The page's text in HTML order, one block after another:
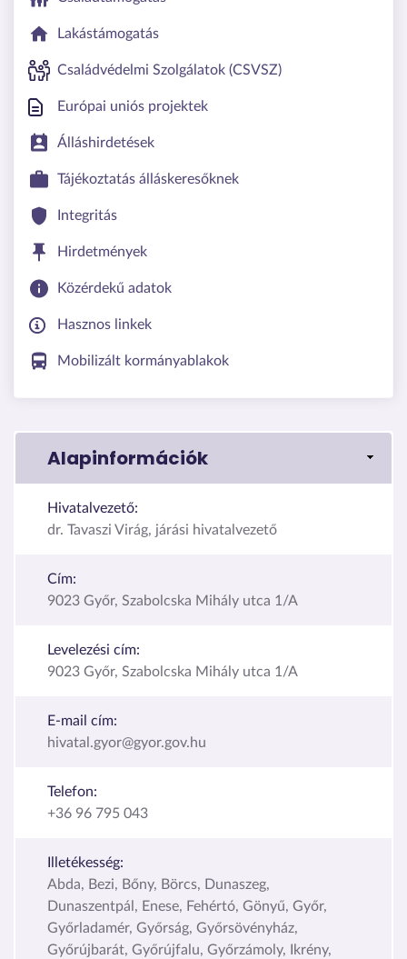
Lakástámogatás
Családvédelmi Szolgálatok (CSVSZ)
Európai uniós projektek
Álláshirdetések
Tájékoztatás álláskeresőknek
Integritás
Hirdetmények
Közérdekű adatok
Hasznos linkek
Mobilizált kormányablakok
Alapinformációk
Hivatalvezető:
dr. Tavaszi Virág, járási hivatalvezető
Cím:
9023 Győr, Szabolcska Mihály utca 1/A
Levelezési cím:
9023 Győr, Szabolcska Mihály utca 1/A
E-mail cím:
hivatal.gyor@gyor.gov.hu
Telefon:
+36 96 795 043
Illetékesség:
Abda, Bezi, Bőny, Börcs, Dunaszeg,
Dunaszentpál, Enese, Fehértó, Gönyű, Győr,
Győrladamér, Győrság, Győrsövényház,
Győrújbarát, Győrújfalu, Győrzámoly, Ikrény,